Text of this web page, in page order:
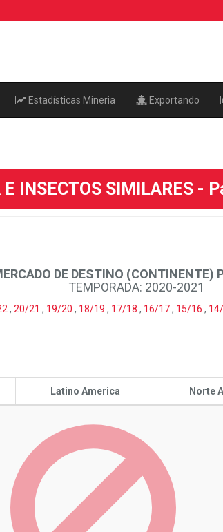
Estadísticas Mineria Exportando
E INSECTOS SIMILARES -
DE DESTINO (CONTINENTE)
TEMPORADA: 2020-2021
, 20/21 , 19/20 , 18/19 , 17/18 , 16/17, 15/16 ,
Latino America Norte